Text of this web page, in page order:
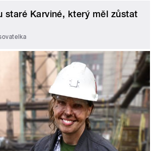
staré Karviné, který měl zůstat